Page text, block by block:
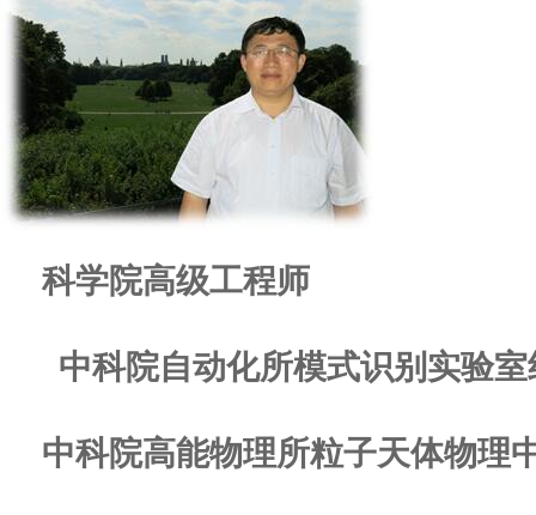
科学院高级工程师
中科院自动化所模式识别实验室
中科院高能物理所粒子天体物理